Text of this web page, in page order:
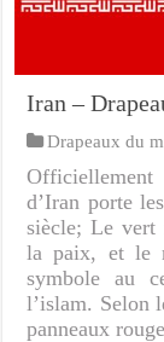
Iran –
Drapeaux du
d’Iran porte
siècle; Le vert
la paix, et le
symbole au
l’islam. Selon
panneaux